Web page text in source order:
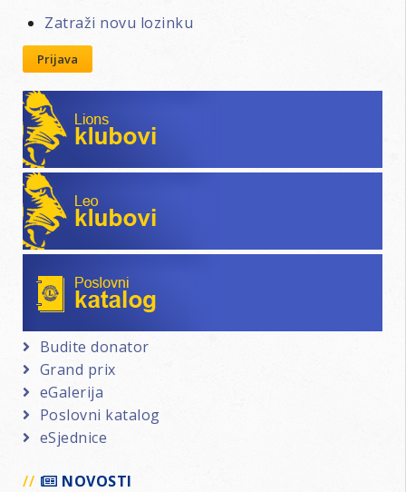
Zatraži novu lozinku
Prijava
Lions klubovi
Leo klubovi
Budite donator
Grand prix
eGalerija
Poslovni katalog
eSjednice
NOVOSTI